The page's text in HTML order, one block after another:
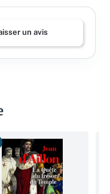
un avis